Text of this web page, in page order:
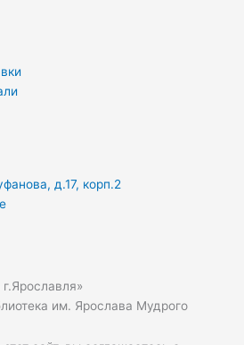
д.17, корп.2
им. Ярослава Мудрого